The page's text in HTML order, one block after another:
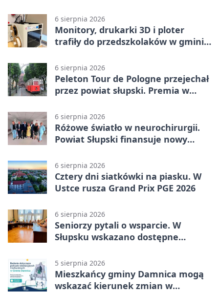
6 sierpnia 2026
Monitory, drukarki 3D i ploter
trafiły do przedszkolaków w gminie
6 sierpnia 2026
Peleton Tour de Pologne przejechał
przez powiat słupski. Premia w
6 sierpnia 2026
Różowe światło w neurochirurgii.
Powiat Słupski finansuje nowy
6 sierpnia 2026
Cztery dni siatkówki na piasku. W
Ustce rusza Grand Prix PGE 2026
6 sierpnia 2026
Seniorzy pytali o wsparcie. W
Słupsku wskazano dostępne
5 sierpnia 2026
Mieszkańcy gminy Damnica mogą
wskazać kierunek zmian w